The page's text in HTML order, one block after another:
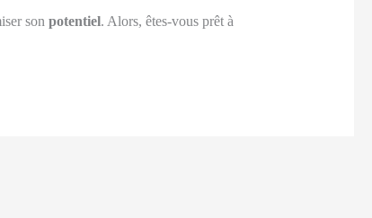
son potentiel. Alors, êtes-vous prêt à